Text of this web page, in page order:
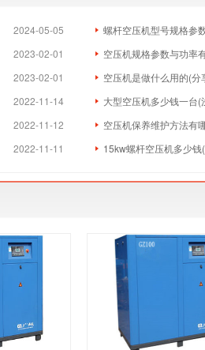
2024-05-05
螺杆空压机型号规格参
2023-02-01
空压机规格参数与功率
2023-02-01
空压机是做什么用的(
2022-11-14
大型空压机多少钱一台
2022-11-12
空压机保养维护方法有
2022-11-11
15kw螺杆空压机多少